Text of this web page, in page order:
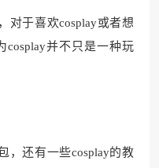
对于喜欢cosplay或者想
cosplay并不只是一种玩
，还有一些cosplay的教